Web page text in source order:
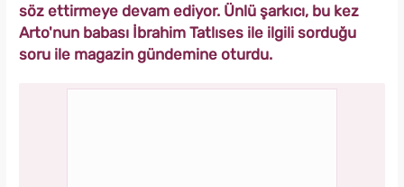
söz ettirmeye devam ediyor. Ünlü şarkıcı, bu kez
Arto'nun babası İbrahim Tatlıses ile ilgili sorduğu
soru ile magazin gündemine oturdu.